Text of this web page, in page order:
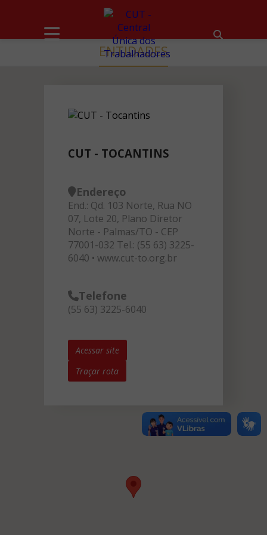
ENTIDADES
CUT - TOCANTINS
Endereço
End.: Qd. 103 Norte, Rua NO
07, Lote 20, Plano Diretor
Norte - Palmas/TO - CEP
77001-032 Tel.: (55 63) 3225-
6040 • www.cut-to.org.br
Telefone
(55 63) 3225-6040
Acessar site
Traçar rota